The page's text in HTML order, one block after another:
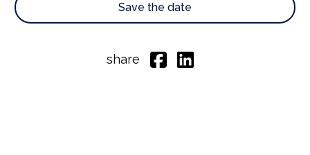
Save the date
share